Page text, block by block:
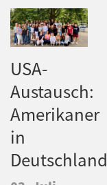
USA-
Austausch:
Amerikaner
in
Deutschland